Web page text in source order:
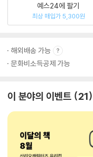
예스24에 팔기
최상 매입가 5,300원
해외배송 가능
문화비소득공제 가능
이 분야의 이벤트 21